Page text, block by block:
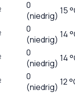
0
(niedrig) 15
0
(niedrig) 14
0
(niedrig) 14
0
(niedrig) 12